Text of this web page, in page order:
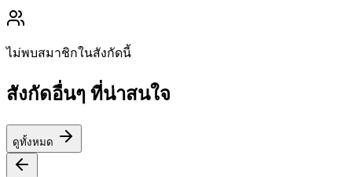
ไม่พบสมาชิกในสังกัดนี้
สังกัดอื่นๆ ที่น่าสนใจ
ดูทั้งหมด